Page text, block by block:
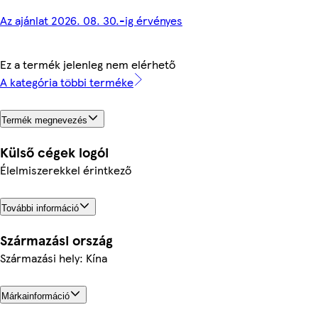
Az ajánlat 2026. 08. 30.-ig érvényes
Ez a termék jelenleg nem elérhető
A kategória többi terméke
Termék megnevezés
Külső cégek logói
Élelmiszerekkel érintkező
További információ
Származási ország
Származási hely: Kína
Márkainformáció